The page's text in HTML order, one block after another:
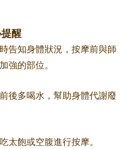
醒
時告知身體狀況，按摩前與師
強的部位。
後多喝水，幫助身體代謝廢
太飽或空腹進行按摩。